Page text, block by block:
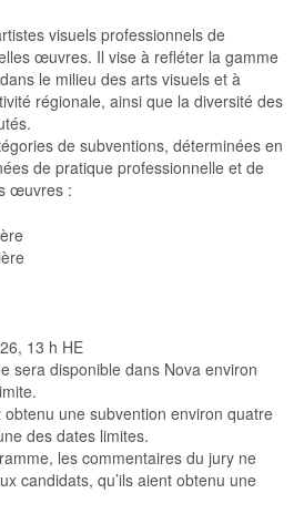
visuels professionnels de
œuvres. Il vise à refléter la gamme
le milieu des arts visuels et à
régionale, ainsi que la diversité des
de subventions, déterminées en
de pratique professionnelle et de
œuvres :
13 h HE
sera disponible dans Nova environ
une subvention environ quatre
des dates limites.
les commentaires du jury ne
candidats, qu’ils aient obtenu une